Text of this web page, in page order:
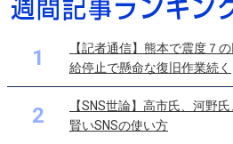
1
【記者通信】熊本で震度７
給停止で懸命な復旧作業続く
2
【SNS世論】高市氏、河野
賢いSNSの使い方